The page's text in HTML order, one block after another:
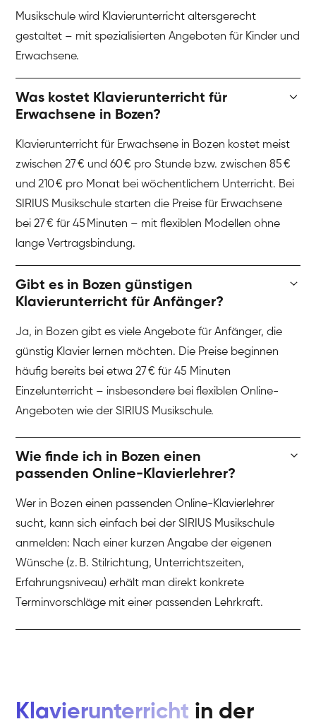
Musikschule wird Klavierunterricht altersgerecht
gestaltet – mit spezialisierten Angeboten für Kinder und
Erwachsene.
Was kostet Klavierunterricht für
Erwachsene in Bozen?
Klavierunterricht für Erwachsene in Bozen kostet meist
zwischen 27 € und 60 € pro Stunde bzw. zwischen 85 €
und 210 € pro Monat bei wöchentlichem Unterricht. Bei
SIRIUS Musikschule starten die Preise für Erwachsene
bei 27 € für 45 Minuten – mit flexiblen Modellen ohne
lange Vertragsbindung.
Gibt es in Bozen günstigen
Klavierunterricht für Anfänger?
Ja, in Bozen gibt es viele Angebote für Anfänger, die
günstig Klavier lernen möchten. Die Preise beginnen
häufig bereits bei etwa 27 € für 45 Minuten
Einzelunterricht – insbesondere bei flexiblen Online-
Angeboten wie der SIRIUS Musikschule.
Wie finde ich in Bozen einen
passenden Online-Klavierlehrer?
Wer in Bozen einen passenden Online-Klavierlehrer
sucht, kann sich einfach bei der SIRIUS Musikschule
anmelden: Nach einer kurzen Angabe der eigenen
Wünsche (z. B. Stilrichtung, Unterrichtszeiten,
Erfahrungsniveau) erhält man direkt konkrete
Terminvorschläge mit einer passenden Lehrkraft.
Klavierunterricht in der